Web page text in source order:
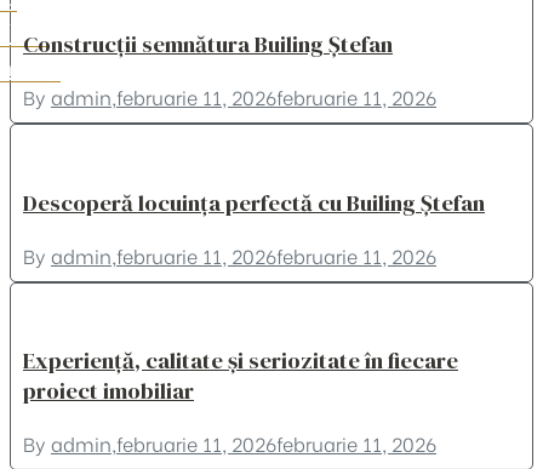
Construcții semnătura Builing Ștefan
By admin,februarie 11, 2026februarie 11, 2026
Descoperă locuința perfectă cu Builing Ștefan
By admin februarie 11, 2026februarie 11, 2026
Experiență, calitate și seriozitate în fiecare
proiect imobiliar
By admin,februarie 11, 2026februarie 11, 2026